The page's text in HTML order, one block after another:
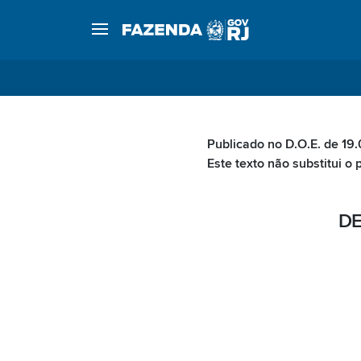
Publicado no D.O.E. de
Este texto não substitui o